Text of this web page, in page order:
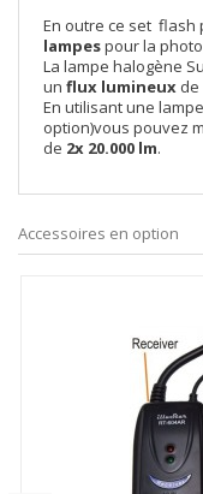
En outre ce set flash
lampespour la
La lampe halogène
un flux lumineux de
En utilisant une
option)vous pouvez
de 2x 20.000 lm.
Accessoires en option